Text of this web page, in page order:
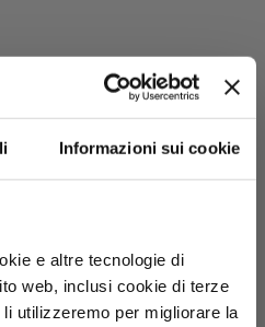
Informazioni sui cookie
e altre tecnologie di
web, inclusi cookie di terze
utilizzeremo per migliorare la